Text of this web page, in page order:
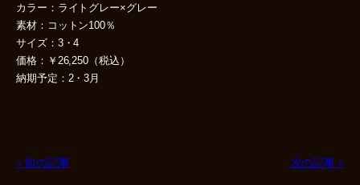
カラー：ライトグレー×グレー
素材：コットン100％
サイズ：3・4
価格：￥26,250（税込）
納期予定：2・3月
« 前の記事 次の記事 »